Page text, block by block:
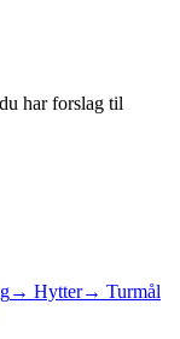
har forslag til
→ Hytter→ Turmål